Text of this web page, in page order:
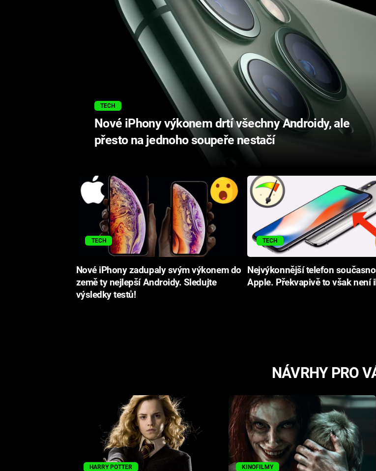
TECH
Nové iPhony výkonem drtí všechny Androidy, ale
přesto na jednoho soupeře nestačí
TECH
Nové iPhony zadupaly svým výkonem do
země ty nejlepší Androidy. Sledujte
výsledky testů!
TECH
Nejvýkonnější telefon
Apple. Překvapivě to však není
NÁVRHY PRO
HARRY POTTER KINOFILMY